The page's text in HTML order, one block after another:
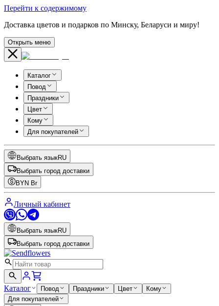
Перейти к содержимому
Доставка цветов и подарков по Минску, Беларуси и миру!
Открыть меню
Каталог
Повод
Праздники
Цвет
Кому
Для покупателей
Выбрать языкRU
Выбрать город доставки
BYN Br
Личный кабинет
Выбрать языкRU
Выбрать город доставки
Каталог Повод Праздники Цвет
Кому
Для покупателей